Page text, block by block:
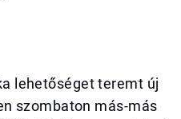
lehetőséget teremt új
szombaton más-más